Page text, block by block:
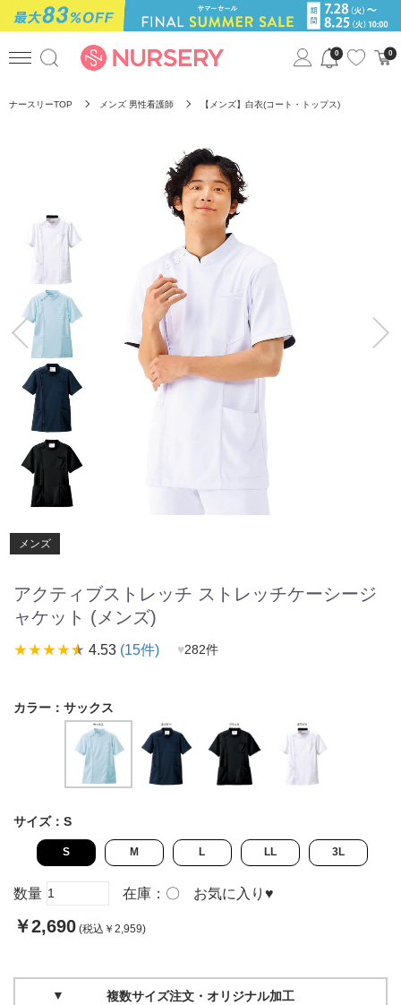
0 0
ナースリーTOP メンズ 男性看護師 【メンズ】白衣(コート・トップス)
メンズ
アクティブストレッチ ストレッチケーシージ
ャケット (メンズ)
star_ratestar_ratestar_ratestar_ratestar_rate 4.53 (15件) ♥282件
カラー： サックス
サイズ： S
S M L LL 3L
数量 在庫： 〇 お気に入り ♥
￥2,690 (税込￥2,959)
複数サイズ注文・オリジナル加工